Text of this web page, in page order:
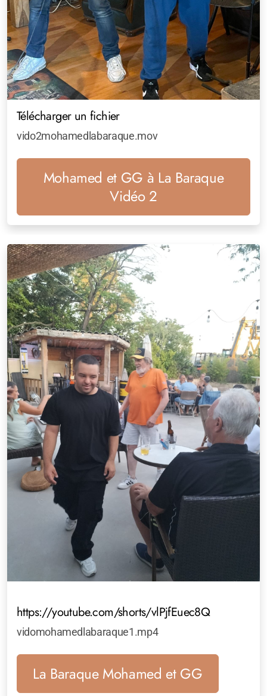
Télécharger un fichier
vido2mohamedlabaraque.mov
Mohamed et GG à La Baraque
Vidéo 2
https://youtube.com/shorts/vlPjfEuec8Q
vidomohamedlabaraque1.mp4
La Baraque Mohamed et GG